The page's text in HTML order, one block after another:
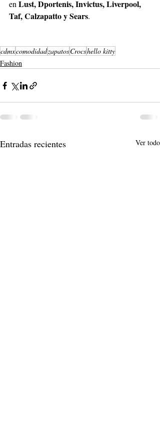
en Lust, Dportenis, Invictus, Liverpool,
Taf, Calzapatto y Sears.
cdmxcomodidadzapatosCrocshello kitty
Fashion
Entradas recientes Ver todo